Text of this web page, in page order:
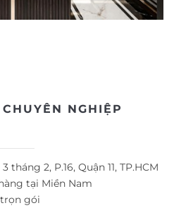
NGHIỆP
tháng 2, P.16, Quận 11, TP.HCM
tại Miền Nam
gói